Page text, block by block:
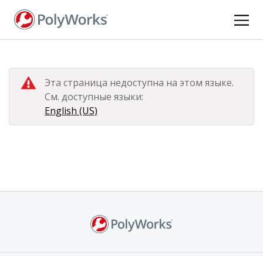
Перейти
Эта страница недоступна на этом языке.
См. доступные языки:
English (US)